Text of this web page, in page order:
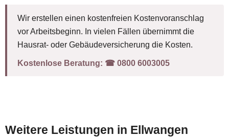
Wir erstellen einen kostenfreien Kostenvoranschlag
vor Arbeitsbeginn. In vielen Fällen übernimmt die
Hausrat- oder Gebäudeversicherung die Kosten.
Kostenlose Beratung: ☎︎ 0800 6003005
Weitere Leistungen in Ellwangen